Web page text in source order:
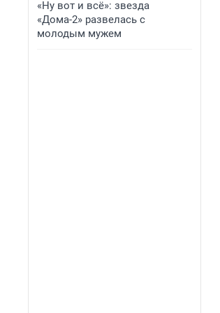
«Ну вот и всё»: звезда
«Дома-2» развелась с
молодым мужем